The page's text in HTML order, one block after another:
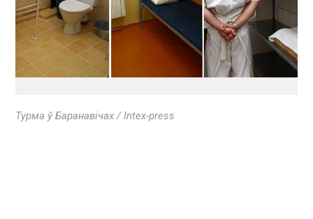
Турма ў Баранавічах / Intex-press